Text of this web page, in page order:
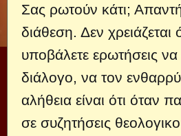
Σας ρωτούν κάτι;
διάθεση. Δεν
υποβάλετε ερωτήσεις να
διάλογο, να τον
αλήθεια είναι ότι όταν
σε συζητήσεις